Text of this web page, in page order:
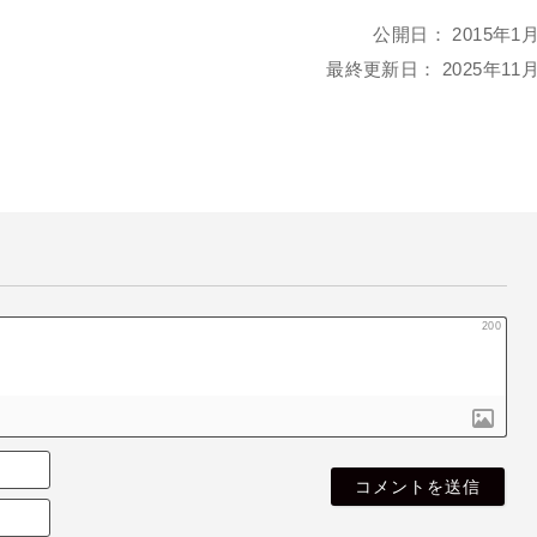
公開日： 2015年1
最終更新日： 2025年11
200
名
も
E
メ